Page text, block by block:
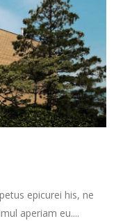
epicurei his, ne
aperiam eu....